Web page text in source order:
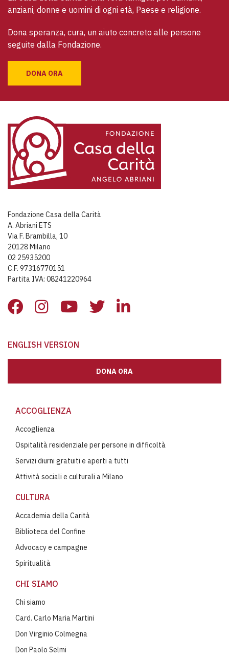
anziani, donne e uomini di ogni età, Paese e religione.
Dona speranza, cura, un aiuto concreto alle persone
seguite dalla Fondazione.
DONA ORA
Fondazione Casa della Carità
A. Abriani ETS
Via F. Brambilla, 10
20128 Milano
02 25935200
C.F. 97316770151
Partita IVA: 08241220964
ENGLISH VERSION
DONA ORA
ACCOGLIENZA
Accoglienza
Ospitalità residenziale per persone in difficoltà
Servizi diurni gratuiti e aperti a tutti
Attività sociali e culturali a Milano
CULTURA
Accademia della Carità
Biblioteca del Confine
Advocacy e campagne
Spiritualità
CHI SIAMO
Chi siamo
Card. Carlo Maria Martini
Don Virginio Colmegna
Don Paolo Selmi